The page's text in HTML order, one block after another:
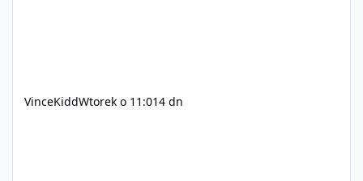
VinceKiddWtorek o 11:014 dn